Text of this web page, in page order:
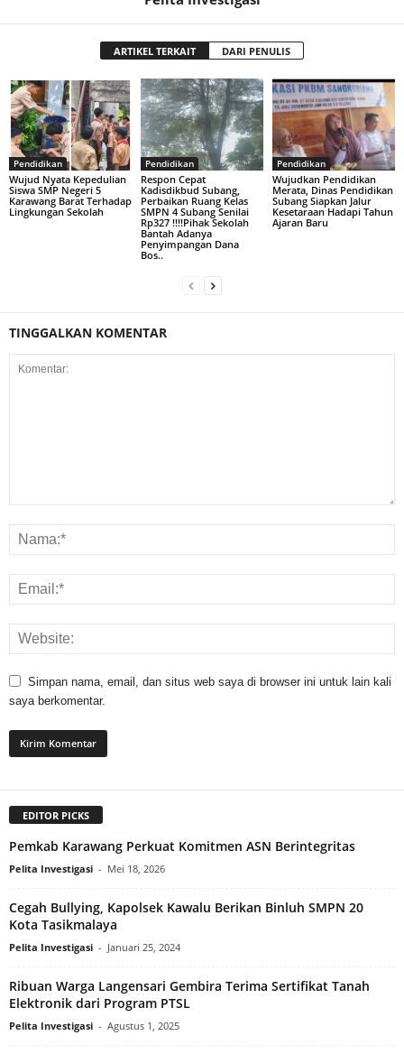
ARTIKEL TERKAIT DARI PENULIS
Pendidikan
Wujud Nyata Kepedulian
Siswa SMP Negeri 5
Karawang Barat Terhadap
Lingkungan Sekolah
Pendidikan
Respon Cepat
Kadisdikbud Subang,
Perbaikan Ruang Kelas
SMPN 4 Subang Senilai
Rp327 !!!!Pihak Sekolah
Bantah Adanya
Penyimpangan Dana
Bos..
Pendidikan
Wujudkan Pendidikan
Merata, Dinas Pendidikan
Subang Siapkan Jalur
Kesetaraan Hadapi Tahun
Ajaran Baru
TINGGALKAN KOMENTAR
Simpan nama, email, dan situs web saya di browser ini untuk lain kali
saya berkomentar.
EDITOR PICKS
Pemkab Karawang Perkuat Komitmen ASN Berintegritas
Pelita Investigasi - Mei 18, 2026
Cegah Bullying, Kapolsek Kawalu Berikan Binluh SMPN 20
Kota Tasikmalaya
Pelita Investigasi - Januari 25, 2024
Ribuan Warga Langensari Gembira Terima Sertifikat Tanah
Elektronik dari Program PTSL
Pelita Investigasi - Agustus 1, 2025